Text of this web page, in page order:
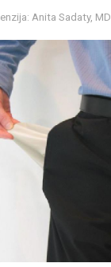
Anita Sadaty, MD